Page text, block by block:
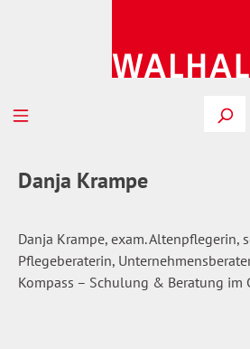
Danja Krampe
Danja Krampe, exam. Altenpflegerin,
Pflegeberaterin,
Kompass – Schulung & Beratung im